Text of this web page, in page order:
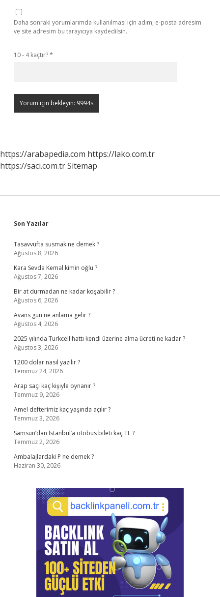
Daha sonraki yorumlarımda kullanılması için adım, e-posta adresim
ve site adresim bu tarayıcıya kaydedilsin.
10 - 4 kaçtır?*
https://arabapedia.com https://lako.com.tr
https://saci.com.trSitemap
Sidebar
Son Yazılar
Tasavvufta susmak ne demek ?
Ağustos 8, 2026
Kara Sevda Kemal kimin oğlu ?
Ağustos 7, 2026
Bir at durmadan ne kadar koşabilir ?
Ağustos 6, 2026
Avans gün ne anlama gelir ?
Ağustos 4, 2026
2025 yılında Turkcell hattı kendi üzerine alma ücreti ne kadar ?
Ağustos 3, 2026
1200 dolar nasıl yazılır ?
Temmuz 24, 2026
Arap saçı kaç kişiyle oynanır ?
Temmuz 9, 2026
Amel defterimiz kaç yaşında açılır ?
Temmuz 3, 2026
Samsun’dan İstanbul’a otobüs bileti kaç TL ?
Temmuz 2, 2026
Ambalajlardaki P ne demek ?
Haziran 30, 2026